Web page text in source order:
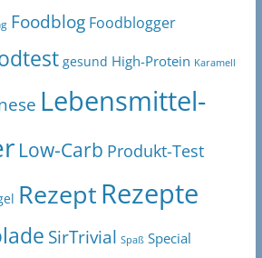
Foodblog Foodblogger
gesund High-Protein Karamell
Lebensmittel-
Low-Carb Produkt-Test
RezeptRezepte
SirTrivial Spaß Special